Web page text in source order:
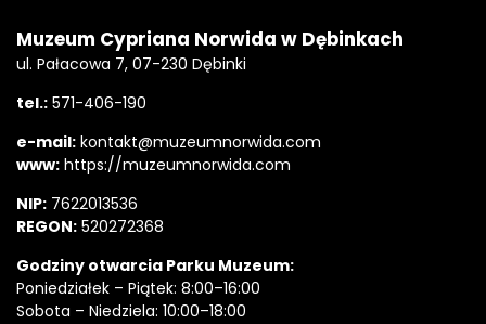
Muzeum Cypriana Norwida w Dębinkach
ul. Pałacowa 7, 07-230 Dębinki
tel.: 571-406-190
e-mail: kontakt@muzeumnorwida.com
www: https://muzeumnorwida.com
NIP: 7622013536
REGON: 520272368
Godziny otwarcia Parku Muzeum:
Poniedziałek – Piątek: 8:00–16:00
Sobota – Niedziela: 10:00–18:00